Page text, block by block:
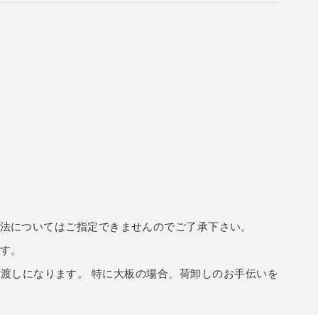
ついてはご指定できませんのでご了承下さい。
。
しになります。 特に大板の場合、荷卸しのお手伝いを